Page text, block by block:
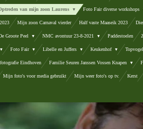
van mijn zoon Laurens Foto Fair diverse workshops
Mijn zoon Carnaval vierder Half vaste Maaseik 2023
Groote Peel NMC avontuur 23-8-2021 Paddestoelen
Foto Fair Libelle en Juffers Keukenhof
Eindhoven Familie Seuren Janssen Vossen Knapen
Mijn foto's voor media gebruikt Mijn weer foto's op tv. Kerst